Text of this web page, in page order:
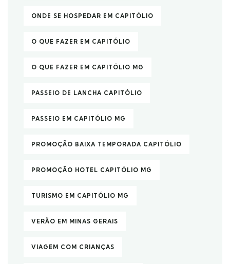
ONDE SE HOSPEDAR EM CAPITÓLIO
O QUE FAZER EM CAPITÓLIO
O QUE FAZER EM CAPITÓLIO MG
PASSEIO DE LANCHA CAPITÓLIO
PASSEIO EM CAPITÓLIO MG
PROMOÇÃO BAIXA TEMPORADA CAPITÓLIO
PROMOÇÃO HOTEL CAPITÓLIO MG
TURISMO EM CAPITÓLIO MG
VERÃO EM MINAS GERAIS
VIAGEM COM CRIANÇAS